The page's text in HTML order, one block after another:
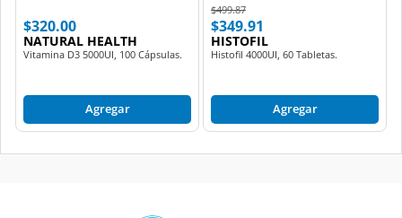
$320.00
NATURAL HEALTH
Vitamina D3 5000UI, 100 Cápsulas.
Agregar
Price reduced from
$499.87to
$349.91
HISTOFIL
Histofil 4000UI, 60 Tabletas.
Agregar